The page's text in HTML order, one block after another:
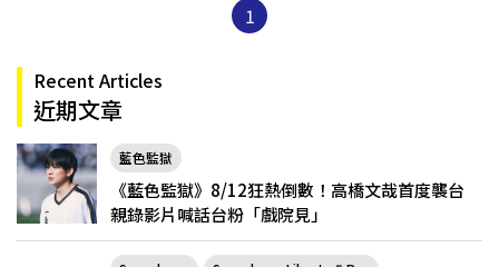
1
Recent Articles
近期文章
藍色監獄
《藍色監獄》8/12狂熱倒數！高橋文哉首度襲台
親錄影片喊話台粉「戲院見」